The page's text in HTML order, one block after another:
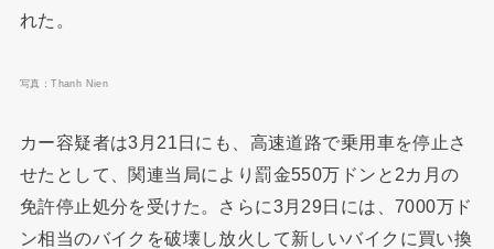
れた。
写真：Thanh Nien
カー容疑者は3月21日にも、高速道路で乗用車を停止さ
せたとして、関連当局により罰金550万ドンと2カ月の
免許停止処分を受けた。さらに3月29日には、7000万ド
ン相当のバイクを破壊し放火して新しいバイクに買い換